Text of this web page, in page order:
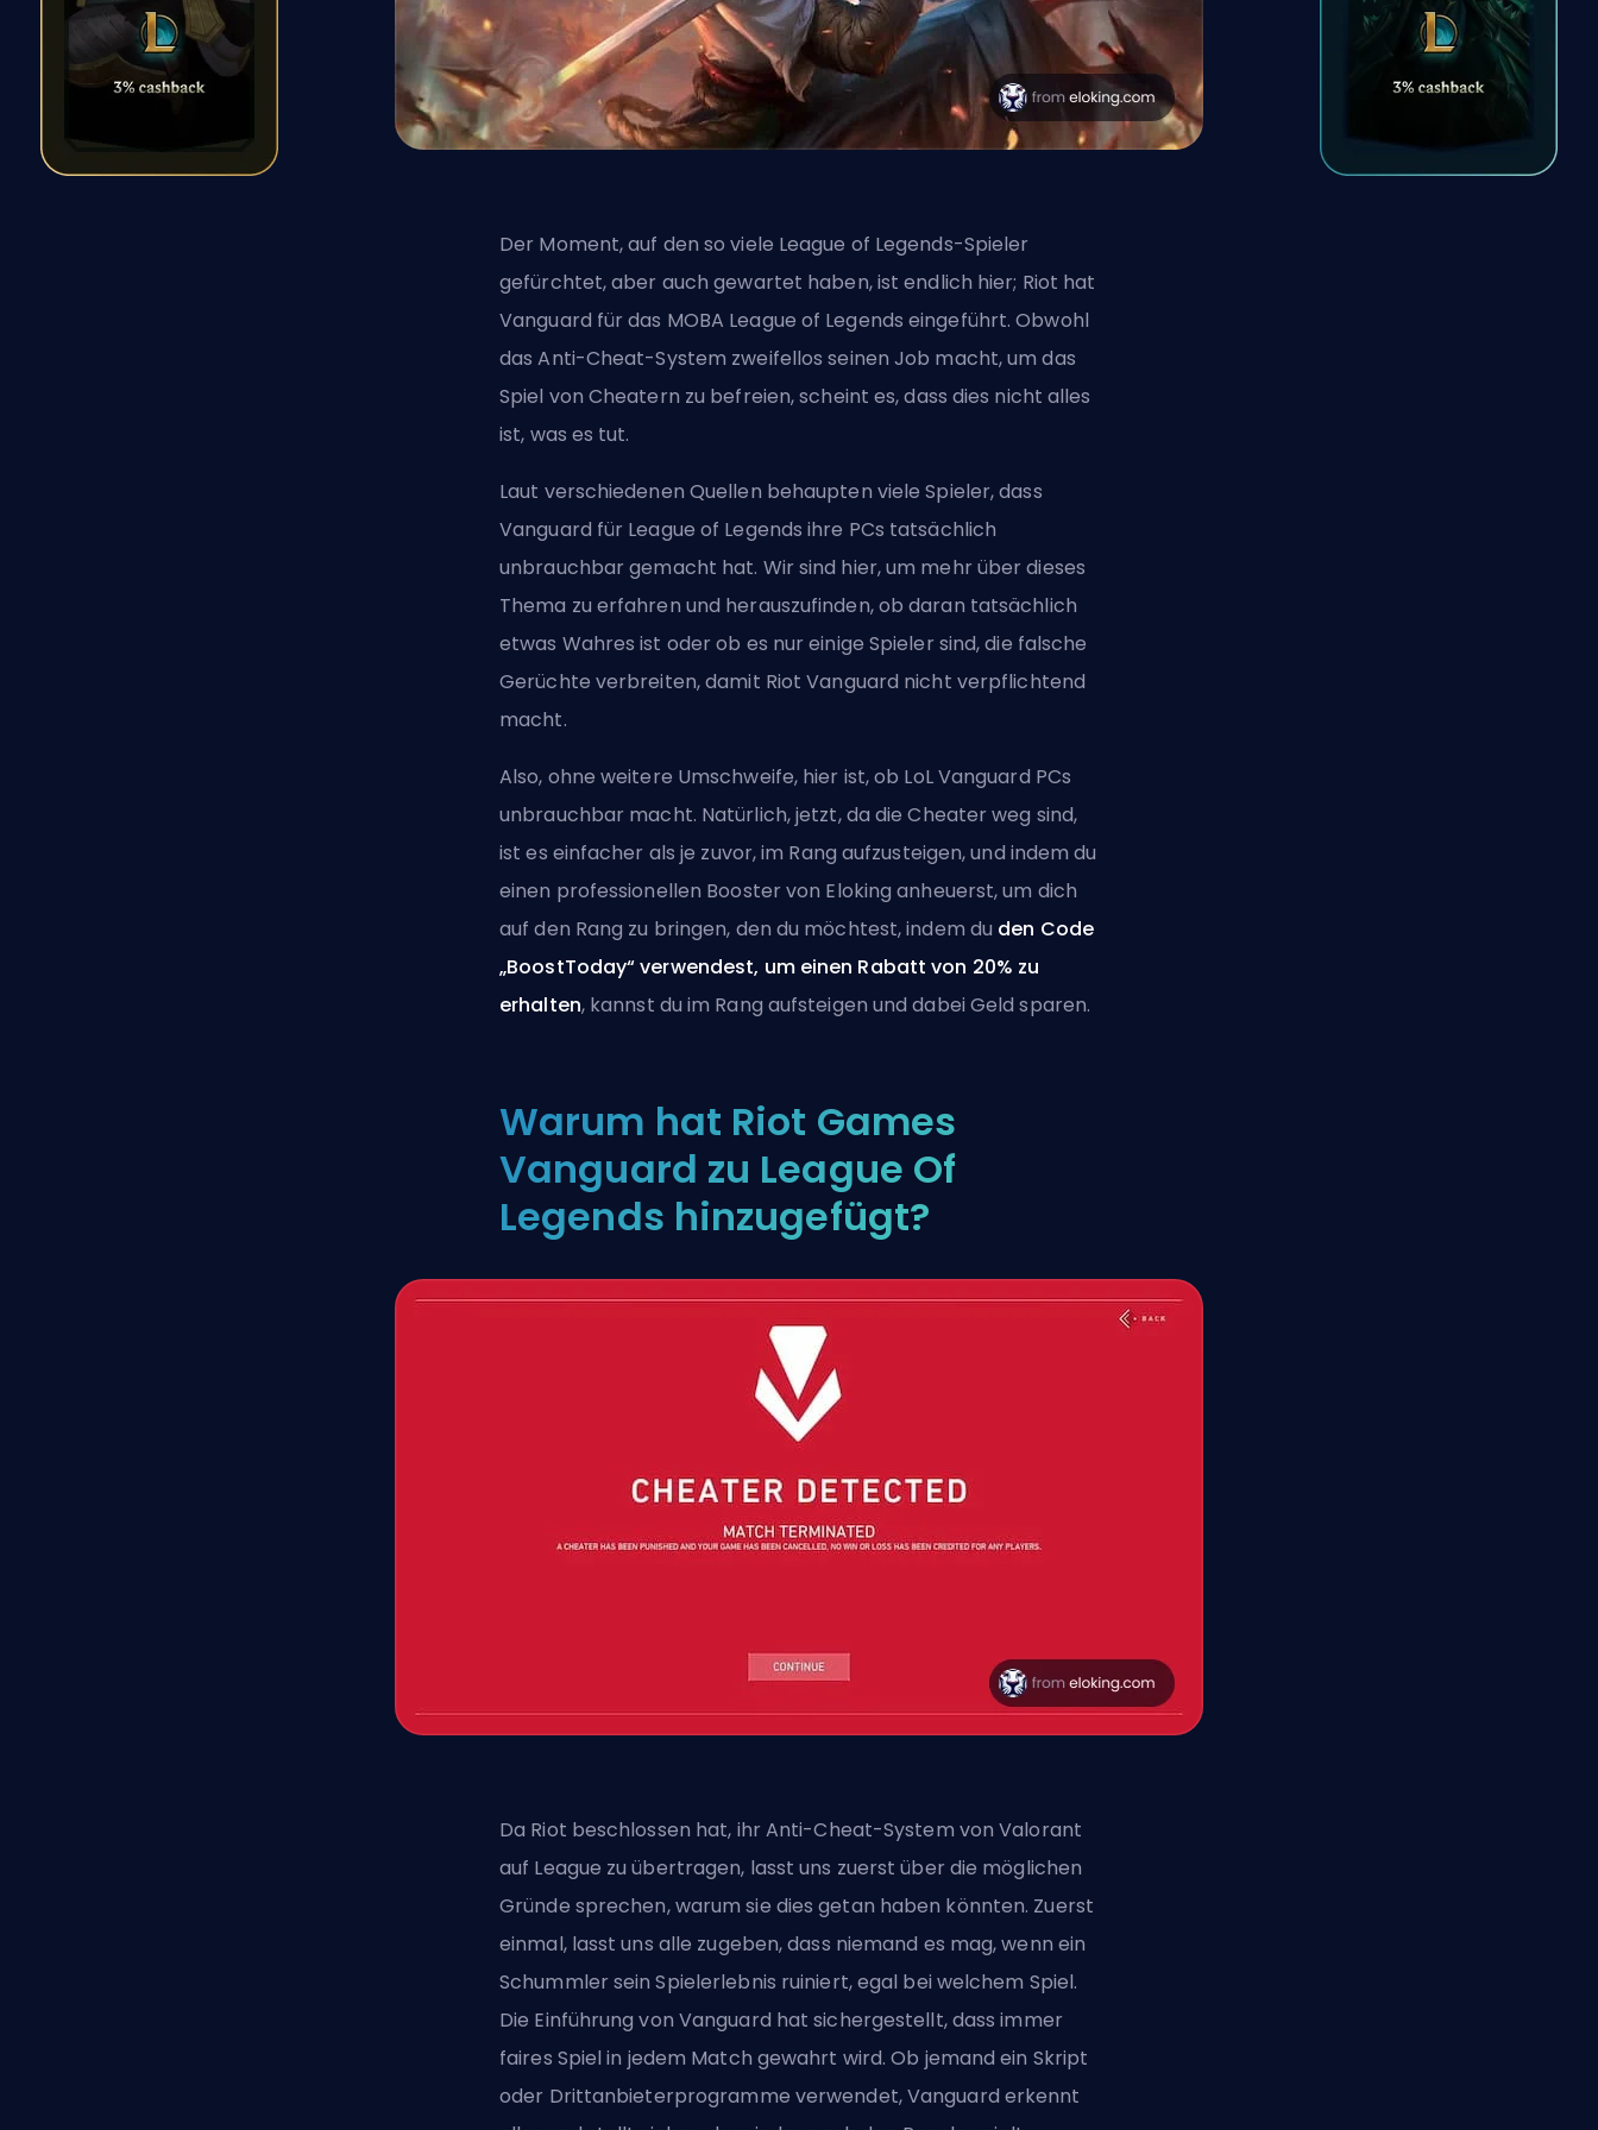
Der Moment, auf den so viele League of Legends-Spieler
gefürchtet, aber auch gewartet haben, ist endlich hier; Riot hat
Vanguard für das MOBA League of Legends eingeführt. Obwohl
das Anti-Cheat-System zweifellos seinen Job macht, um das
Spiel von Cheatern zu befreien, scheint es, dass dies nicht alles
ist, was es tut.
Laut verschiedenen Quellen behaupten viele Spieler, dass
Vanguard für League of Legends ihre PCs tatsächlich
unbrauchbar gemacht hat. Wir sind hier, um mehr über dieses
Thema zu erfahren und herauszufinden, ob daran tatsächlich
etwas Wahres ist oder ob es nur einige Spieler sind, die falsche
Gerüchte verbreiten, damit Riot Vanguard nicht verpflichtend
macht.
Also, ohne weitere Umschweife, hier ist, ob LoL Vanguard PCs
unbrauchbar macht. Natürlich, jetzt, da die Cheater weg sind,
ist es einfacher als je zuvor, im Rang aufzusteigen, und indem du
einen professionellen Booster von Eloking anheuerst, um dich
auf den Rang zu bringen, den du möchtest, indem du den Code
„BoostToday“ verwendest, um einen Rabatt von 20% zu
erhalten, kannst du im Rang aufsteigen und dabei Geld sparen.
Warum hat Riot Games
Vanguard zu League Of
Legends hinzugefügt?
Da Riot beschlossen hat, ihr Anti-Cheat-System von Valorant
auf League zu übertragen, lasst uns zuerst über die möglichen
Gründe sprechen, warum sie dies getan haben könnten. Zuerst
einmal, lasst uns alle zugeben, dass niemand es mag, wenn ein
Schummler sein Spielerlebnis ruiniert, egal bei welchem Spiel.
Die Einführung von Vanguard hat sichergestellt, dass immer
faires Spiel in jedem Match gewahrt wird. Ob jemand ein Skript
oder Drittanbieterprogramme verwendet, Vanguard erkennt